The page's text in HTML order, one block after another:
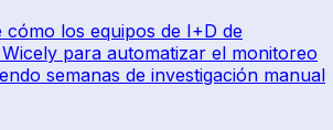
los equipos de I+D de
para automatizar el monitoreo
semanas de investigación manual